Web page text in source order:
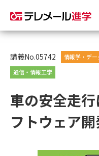
資料請
大学・短大の資料種類
大学パンフ
集要項＆願書
講義No.05742 情報学・デ
通信・情報工学
車の安全走
フトウェア